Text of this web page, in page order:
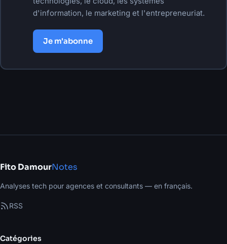
d'information, le marketing et l'entrepreneuriat.
Je m'abonne
Fito DamourNotes
Analyses tech pour agences et consultants — en français.
RSS
Catégories